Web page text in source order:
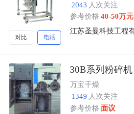
对比 电话
2043 人次关注
参考价格 40-50万元
30B系列粉碎机
万宝干燥
1349 人次关注
参考价格 面议